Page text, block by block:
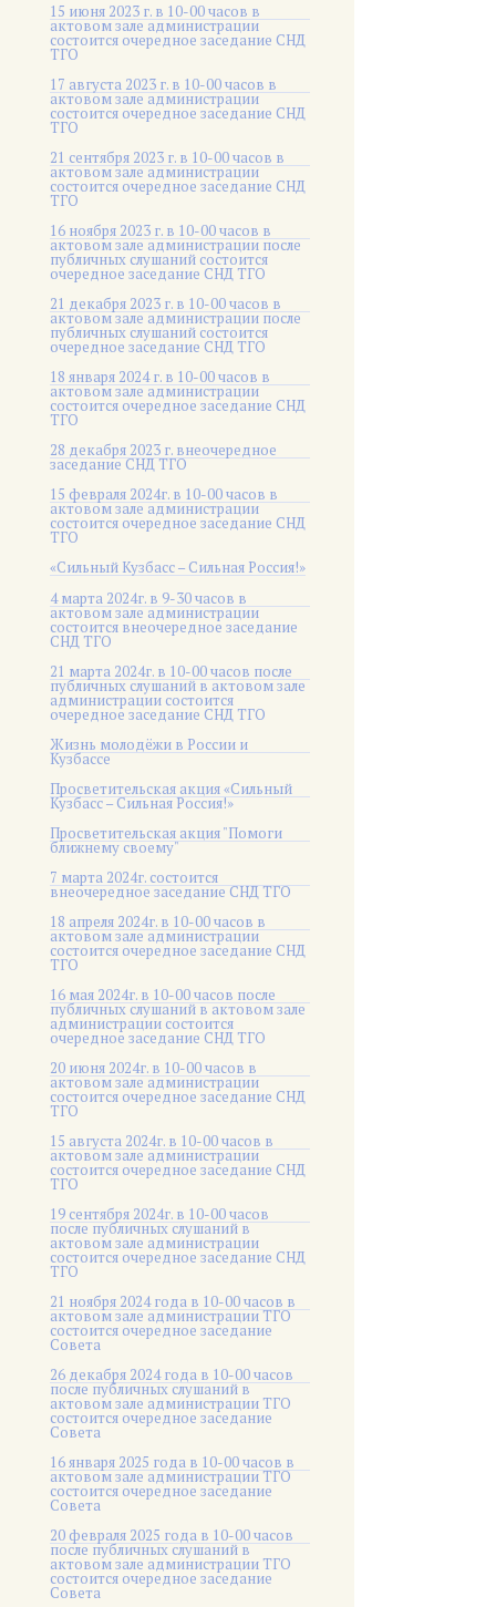
15 июня 2023 г. в 10-00 часов в
актовом зале администрации
состоится очередное заседание СНД
ТГО
17 августа 2023 г. в 10-00 часов в
актовом зале администрации
состоится очередное заседание СНД
ТГО
21 сентября 2023 г. в 10-00 часов в
актовом зале администрации
состоится очередное заседание СНД
ТГО
16 ноября 2023 г. в 10-00 часов в
актовом зале администрации после
публичных слушаний состоится
очередное заседание СНД ТГО
21 декабря 2023 г. в 10-00 часов в
актовом зале администрации после
публичных слушаний состоится
очередное заседание СНД ТГО
18 января 2024 г. в 10-00 часов в
актовом зале администрации
состоится очередное заседание СНД
ТГО
28 декабря 2023 г. внеочередное
заседание СНД ТГО
15 февраля 2024г. в 10-00 часов в
актовом зале администрации
состоится очередное заседание СНД
ТГО
«Сильный Кузбасс – Сильная Россия!»
4 марта 2024г. в 9-30 часов в
актовом зале администрации
состоится внеочередное заседание
СНД ТГО
21 марта 2024г. в 10-00 часов после
публичных слушаний в актовом зале
администрации состоится
очередное заседание СНД ТГО
Жизнь молодёжи в России и
Кузбассе
Просветительская акция «Сильный
Кузбасс – Сильная Россия!»
Просветительская акция "Помоги
ближнему своему"
7 марта 2024г. состоится
внеочередное заседание СНД ТГО
18 апреля 2024г. в 10-00 часов в
актовом зале администрации
состоится очередное заседание СНД
ТГО
16 мая 2024г. в 10-00 часов после
публичных слушаний в актовом зале
администрации состоится
очередное заседание СНД ТГО
20 июня 2024г. в 10-00 часов в
актовом зале администрации
состоится очередное заседание СНД
ТГО
15 августа 2024г. в 10-00 часов в
актовом зале администрации
состоится очередное заседание СНД
ТГО
19 сентября 2024г. в 10-00 часов
после публичных слушаний в
актовом зале администрации
состоится очередное заседание СНД
ТГО
21 ноября 2024 года в 10-00 часов в
актовом зале администрации ТГО
состоится очередное заседание
Совета
26 декабря 2024 года в 10-00 часов
после публичных слушаний в
актовом зале администрации ТГО
состоится очередное заседание
Совета
16 января 2025 года в 10-00 часов в
актовом зале администрации ТГО
состоится очередное заседание
Совета
20 февраля 2025 года в 10-00 часов
после публичных слушаний в
актовом зале администрации ТГО
состоится очередное заседание
Совета